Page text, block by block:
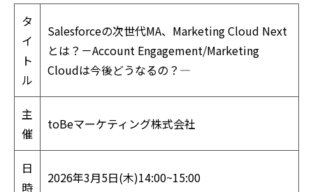
タ
イ
ト
ル
Salesforceの次世代MA、Marketing Cloud Next
とは？－Account Engagement/Marketing
Cloudは今後どうなるの？―
主
催
toBeマーケティング株式会社
日
時
2026年3月5日(木)14:00~15:00